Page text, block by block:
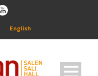
English